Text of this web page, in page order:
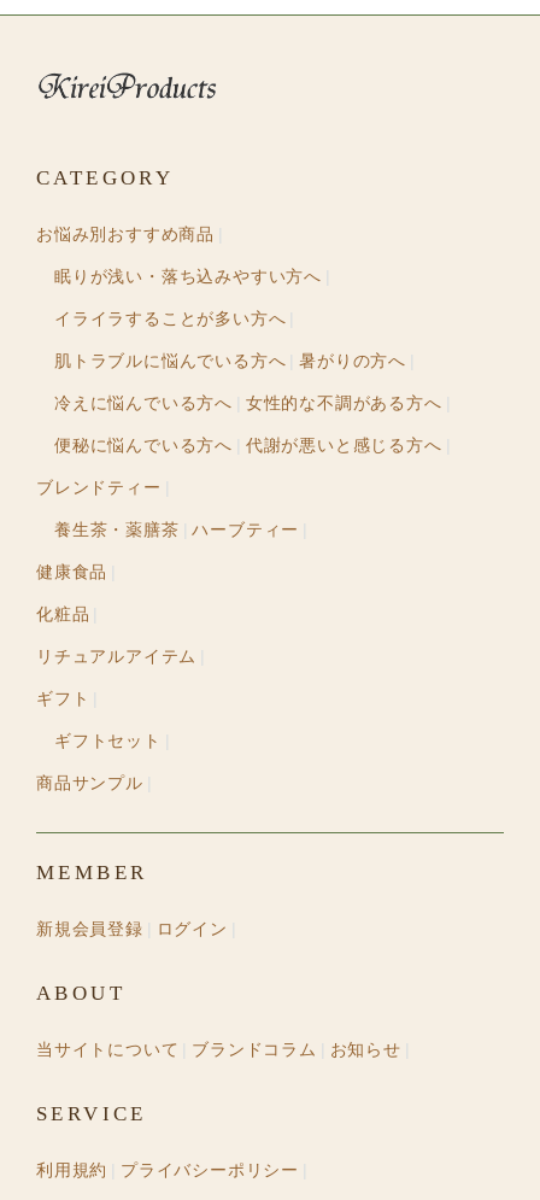
CATEGORY
お悩み別おすすめ商品
眠りが浅い・落ち込みやすい方へ
イライラすることが多い方へ
肌トラブルに悩んでいる方へ 暑がりの方へ
冷えに悩んでいる方へ 女性的な不調がある方へ
便秘に悩んでいる方へ 代謝が悪いと感じる方へ
ブレンドティー
養生茶・薬膳茶 ハーブティー
健康食品
化粧品
リチュアルアイテム
ギフト
ギフトセット
商品サンプル
MEMBER
新規会員登録 ログイン
ABOUT
当サイトについて ブランドコラム お知らせ
SERVICE
利用規約 プライバシーポリシー